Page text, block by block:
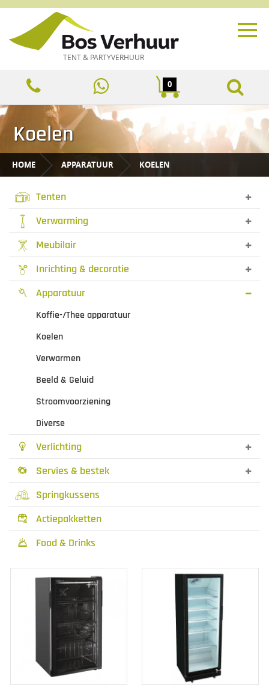
TENT & PARTYVERHUUR
0
Koelen
HOME APPARATUUR KOELEN
Tenten
Verwarming
Meubilair
Inrichting & decoratie
 Apparatuur
Koffie-/Thee apparatuur
Koelen
Verwarmen
Beeld & Geluid
Stroomvoorziening
Diverse
 Verlichting

Servies & bestek
Springkussens
 Actiepakketten
 Food & Drinks